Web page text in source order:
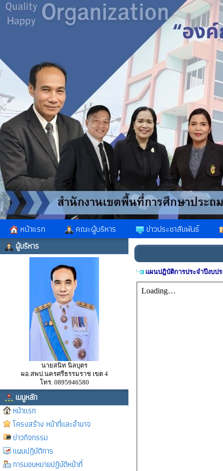
หน้าแรก คณะผู้บริหาร ข่าวประชาสัมพันธ์
ผู้บริหาร
นายสนิท นิลบุตร
ผอ.สพป.นครศรีธรรมราช เขต 4
โทร. 0895946580
เมนูหลัก
หน้าแรก
โครงสร้าง หน้าที่และอำนาจ
ข่าวกิจกรรม
แผนปฎิบัติการ
การมอบหมายปฏิบัติหน้าที่
แผนปฎิบัติการประจำปีงบป